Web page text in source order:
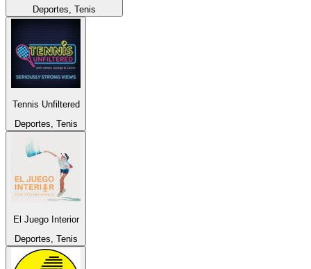
Deportes, Tenis
Tennis Unfiltered
Deportes, Tenis
El Juego Interior
Deportes, Tenis